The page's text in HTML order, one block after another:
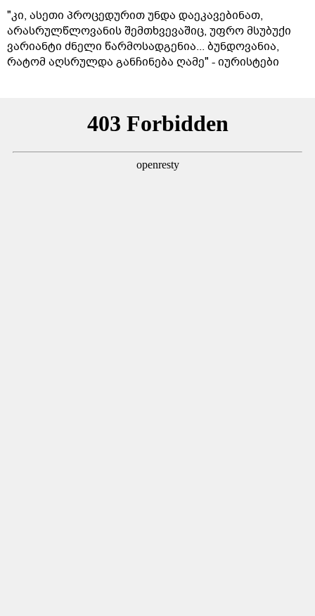
"კი, ასეთი პროცედურით უნდა დაეკავებინათ,
არასრულწლოვანის შემთხვევაშიც, უფრო მსუბუქი
ვარიანტი ძნელი წარმოსადგენია... ბუნდოვანია,
რატომ აღსრულდა განჩინება ღამე" - იურისტები